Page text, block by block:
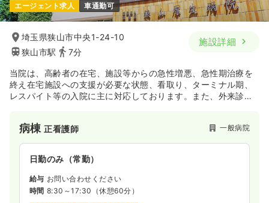
日勤のみ（常勤） 一時募集休止
給与 29.0万円/月 賞与4.7ヶ月
※経験10年の例
時間 8:00～16:35
日曜休み
4週8休以上 担当業務未経験可
ブランク可
新卒可
第二新卒可 月給29万円以上可
エージェント求人 車通勤可
埼玉県狭山市中央1-24-10
狭山市駅
7分
施設詳細
当院は、高齢者の在宅、施設等からの急性増悪、急性期治療を
終え在宅施設への支援が必要な状態、看取り、ターミナル期、
レスパイト等の入院に主に対応しております。また、外来診療
病棟正看護師 一般病院
日勤のみ（常勤）
給与 お問い合わせください
時間 8:30～17:30 （休憩60分）